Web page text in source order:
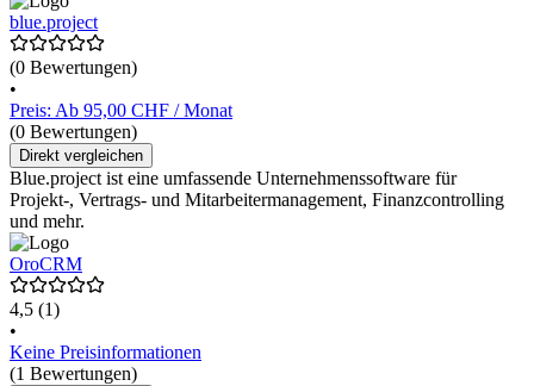
blue.project
(0 Bewertungen)
•
Preis: Ab 95,00 CHF / Monat
(0 Bewertungen)
Direkt vergleichen
Blue.project ist eine umfassende Unternehmenssoftware für
Projekt-, Vertrags- und Mitarbeitermanagement, Finanzcontrolling
und mehr.
OroCRM
4,5 (1)
•
Keine Preisinformationen
(1 Bewertungen)